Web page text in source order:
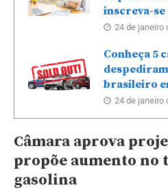
inscreva-se
24 de janeiro
Conheça 5
brasileiro
24 de janeiro
Câmara aprova
propõe aumento no
gasolina